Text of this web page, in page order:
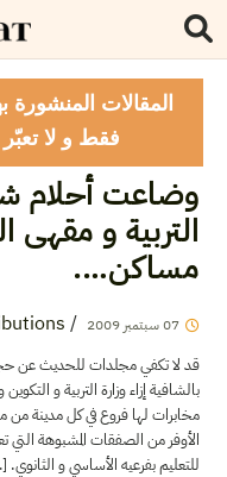
المقالات المنشورة
فقط و لا
وضاعت أحلام
التربية و مقهى
مساكن….
07سبتمبر 2009
/
قد لا تكفي مجلدات للحديث عن
بالشافية إزاء وزارة التربية و
مخابرات لها فروع في كل مدينة
الأوفر من الصفقات المشبوهة التي
للتعليم بفرعيه الأساسي و